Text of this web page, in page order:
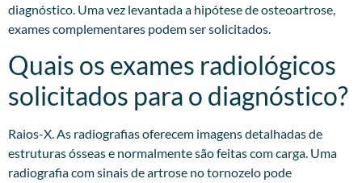
diagnóstico. Uma vez levantada a hipótese de osteoartrose,
exames complementares podem ser solicitados.​
Quais os exames radiológicos
solicitados para o diagnóstico?
Raios-X. As radiografias oferecem imagens detalhadas de
estruturas ósseas e normalmente são feitas com carga. Uma
radiografia com sinais de artrose no tornozelo pode